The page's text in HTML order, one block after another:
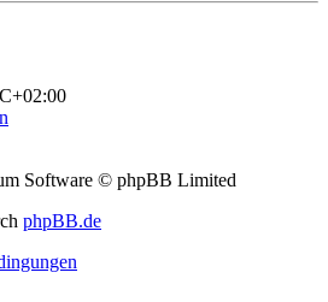
Software © phpBB Limited
phpBB.de